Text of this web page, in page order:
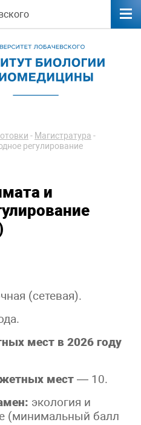
- Магистратура -
регулирование
и
(сетевая).
мест в 2026 году
мест — 10.
экология и
(минимальный балл